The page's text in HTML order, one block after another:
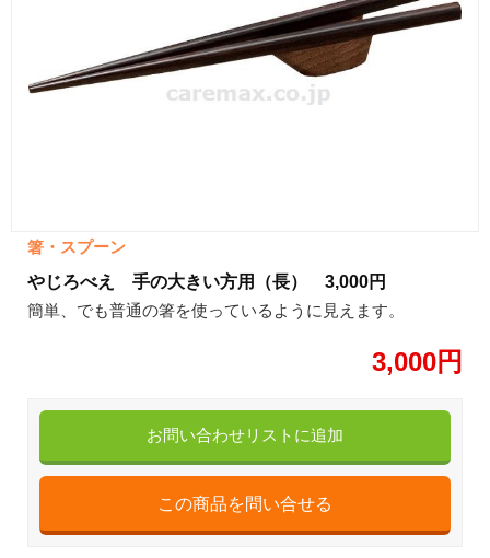
箸・スプーン
やじろべえ 手の大きい方用（長） 3,000円
簡単、でも普通の箸を使っているように見えます。
3,000円
お問い合わせリストに追加